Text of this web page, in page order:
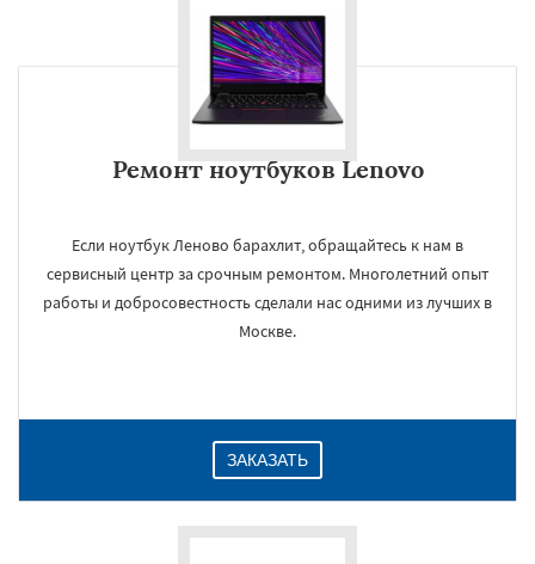
Ремонт ноутбуков Lenovo
Если ноутбук Леново барахлит, обращайтесь к нам в
сервисный центр за срочным ремонтом. Многолетний опыт
работы и добросовестность сделали нас одними из лучших в
Москве.
ЗАКАЗАТЬ